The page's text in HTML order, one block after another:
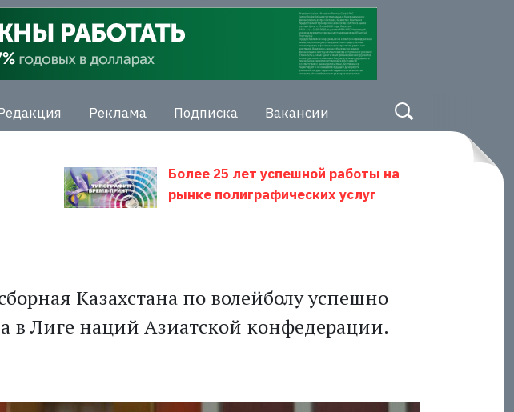
Реклама Подписка Вакансии
Более 25 лет успешной работы на
рынке полиграфических услуг
Казахстана по волейболу успешно
в Лиге наций Азиатской конфедерации.